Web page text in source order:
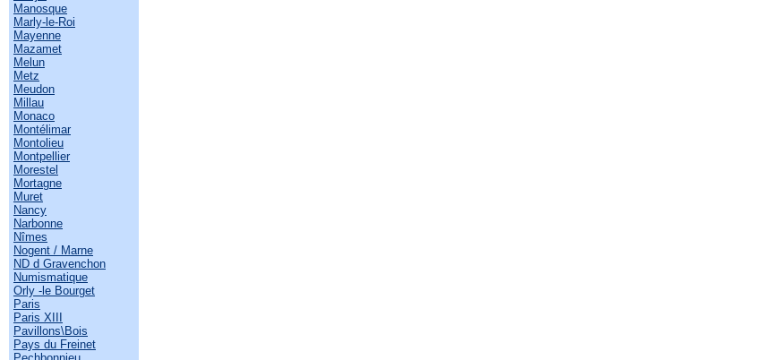
Manosque
Marly-le-Roi
Mayenne
Mazamet
Melun
Metz
Meudon
Millau
Monaco
Montélimar
Montolieu
Montpellier
Morestel
Mortagne
Muret
Nancy
Narbonne
Nîmes
Nogent / Marne
ND d Gravenchon
Numismatique
Orly -le Bourget
Paris
Paris XIII
Pavillons\Bois
Pays du Freinet